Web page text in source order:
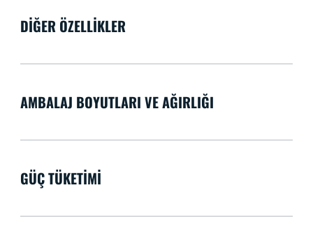
DIĞER ÖZELLIKLER
AMBALAJ BOYUTLARI VE AĞIRLIĞI
GÜÇ TÜKETIMI